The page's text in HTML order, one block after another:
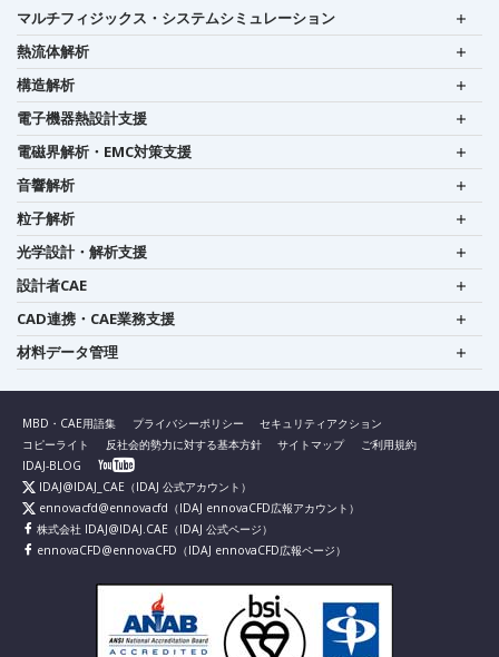
マルチフィジックス・システムシミュレーション
熱流体解析
構造解析
電子機器熱設計支援
電磁界解析・EMC対策支援
音響解析
粒子解析
光学設計・解析支援
設計者CAE
CAD連携・CAE業務支援
材料データ管理
MBD・CAE用語集 プライバシーポリシー
セキュリティアクション
コピーライト
反社会的勢力に対する基本方針 サイトマップ
ご利用規約
IDAJ-BLOG
IDAJ@IDAJ_CAE （IDAJ 公式アカウント）
ennovacfd@ennovacfd （IDAJ ennovaCFD広報アカウント）
株式会社 IDAJ@IDAJ.CAE （IDAJ 公式ページ）
ennovaCFD@ennovaCFD （IDAJ ennovaCFD広報ページ）